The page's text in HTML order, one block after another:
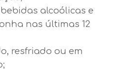
alcoólicas e
nas últimas 12
resfriado ou em